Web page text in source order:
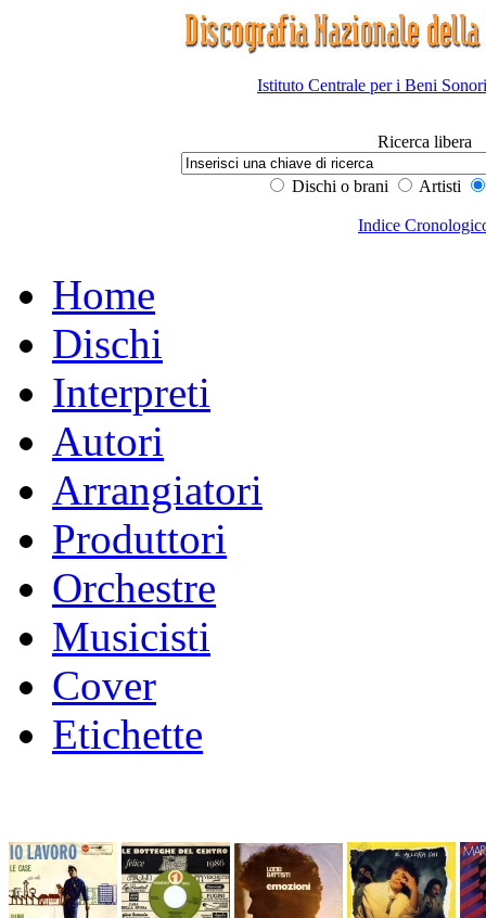
Istituto Centrale per i Beni
Ricerca libera
Dischi o brani Artisti
Indice
Home
Dischi
Interpreti
Autori
Arrangiatori
Produttori
Orchestre
Musicisti
Cover
Etichette